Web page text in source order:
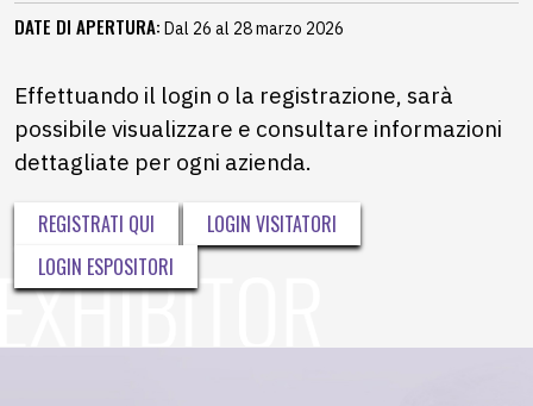
DATE DI APERTURA: Dal 26 al 28 marzo 2026
Effettuando il login o la registrazione, sarà
possibile visualizzare e consultare informazioni
dettagliate per ogni azienda.
REGISTRATI QUI
LOGIN VISITATORI
LOGIN ESPOSITORI